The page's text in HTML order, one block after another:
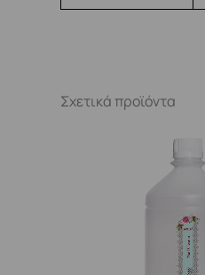
Σχετικά προϊόντα